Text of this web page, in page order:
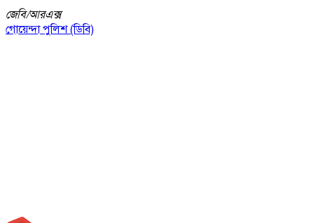
জেবি/আরএক্স
গোয়েন্দা পুলিশ (ডিবি)